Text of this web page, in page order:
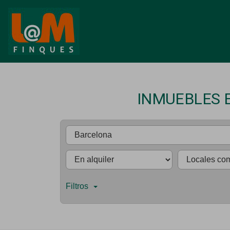
INMUEBLES
Filtros